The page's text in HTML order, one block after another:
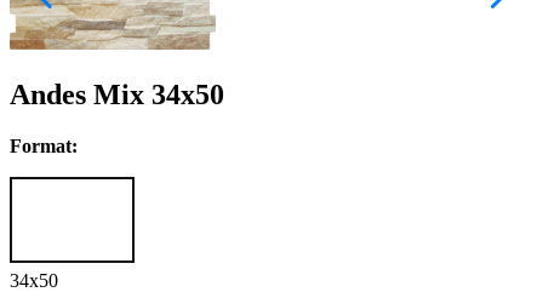
Andes Mix 34x50
Format:
34x50